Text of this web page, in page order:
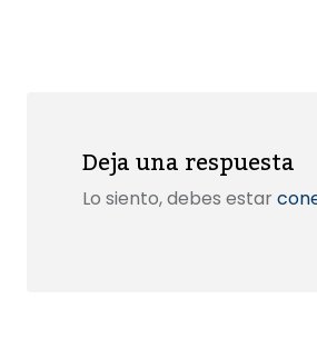
Deja una respuesta
Lo siento, debes estar